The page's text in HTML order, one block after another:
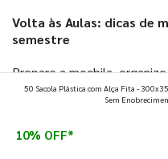
Volta às Aulas: dicas de
semestre
Prepare a mochila,
que fazem toda diferença
50 Sacola Plástica com Alça Fita -
Sem
10% OFF*